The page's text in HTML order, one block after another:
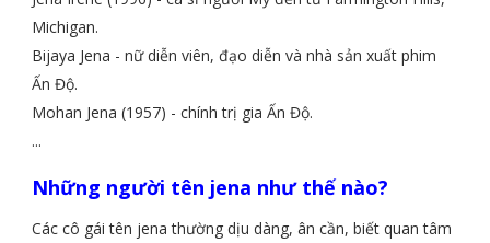
Michigan.
Bijaya Jena - nữ diễn viên, đạo diễn và nhà sản xuất phim
Ấn Độ.
Mohan Jena (1957) - chính trị gia Ấn Độ.
...
Những người tên jena như thế nào?
Các cô gái tên jena thường dịu dàng, ân cần, biết quan tâm